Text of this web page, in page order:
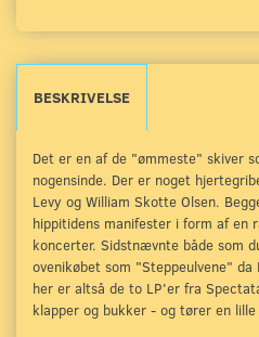
BESKRIVELSE
Det er en af de "ømmeste" skiver
nogensinde. Der er noget
Levy og William Skotte Olsen.
hippitidens manifester i form af
koncerter. Sidstnævnte både som
ovenikøbet som "Steppeulvene"
her er altså de to LP'er fra
klapper og bukker - og tører en